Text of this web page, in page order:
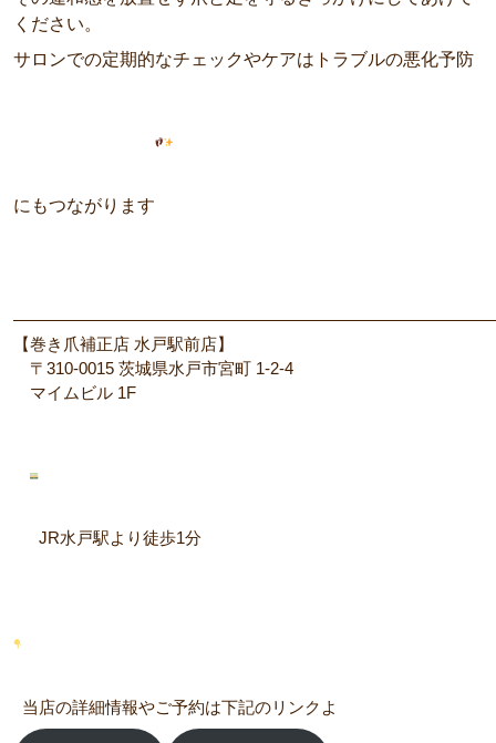
ください。
サロンでの定期的なチェックやケアはトラブルの悪化予防
にもつながります
【巻き爪補正店 水戸駅前店】
〒310-0015 茨城県水戸市宮町 1-2-4
マイムビル 1F
JR水戸駅より徒歩1分
当店の詳細情報やご予約は下記のリンクよ